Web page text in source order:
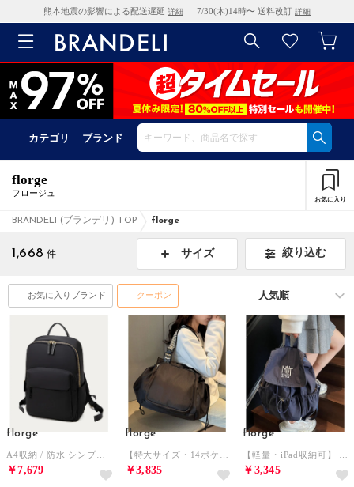
熊本地震の影響による配送遅延 詳細 ｜ 7/30(木)14時〜 送料改訂 詳細
カテゴリ ブランド
florge
フロージュ
お気に入り
BRANDELI (ブランデリ) TOP florge
1,668 件 サイズ 絞り込む
お気に入りブランド クーポン
florge
￥7,679
florge
￥3,835
florge
￥3,345